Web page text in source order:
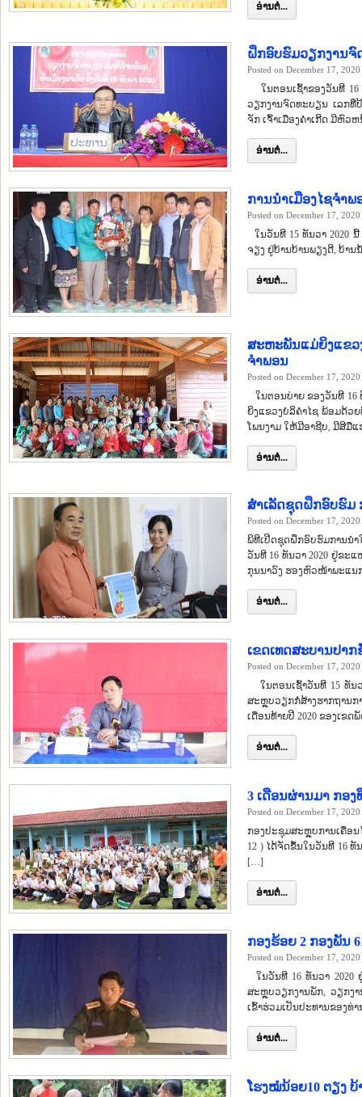
ອ່ານຕໍ່...
ຝຶກອົບຮົມວຽກງານຈົ
Posted on December 17, 2020
ໃນຕອນເຊົ້າຂອງວັນທີ 16
ວຽກງານຈົດທະບຽນ ເລກທີ່
ຈັກ ເຈົ້າເມືອງຄຳເກີດ ມີຫົວ
ອ່ານຕໍ່...
ການນຳເມືອງໄຊຈຳ
Posted on December 17, 2020
ໃນວັນທີ 15 ທັນວາ 2020
ຈຽງ ຢູ່ບ້ານບ້ານພຽງດີ, ບ້ານ
ອ່ານຕໍ່...
ສະຫະພັນແມ່ຍິງແຂວ
ຈຳພອນ
Posted on December 17, 2020
ໃນຕອນບ່າຍ ຂອງວັນທີ 16
ຍິງແຂວງບໍລິຄຳໄຊ ພ້ອມດ້ວ
ໂພນງາມ ໃຫ້ມີອາຊີບ, ມີສີມື
ອ່ານຕໍ່...
ສຳເລັດຊຸດຝຶກອົບຮົມ
Posted on December 17, 2020
ພິທີເປີດຊຸດຝຶກອົບຮົມການນຳ
ວັນທີ 16 ທັນວາ 2020 ຢູ່ຂະ
ກຸນນາວົງ ຮອງຫົວໜ້າພະແນ
ອ່ານຕໍ່...
ເຂດເທດສະບານປາ
Posted on December 17, 2020
ໃນຕອນເຊົ້າວັນທີ 15 ທັນວ
ສະຫຼຸບວຽກກໍ່ສ້າງຮາກຖານ
ເດືອນທ້າຍປີ 2020 ຂອງເຂ
ອ່ານຕໍ່...
3 ເດືອນຜ່ານມາ ກອ
Posted on December 17, 2020
ກອງປະຊຸມສະຫຼຸບການເຄື່ອນ
12 ) ໄດ້ຈັດຂຶ້ນໃນວັນທີ 16 ທັ
[…]
ອ່ານຕໍ່...
ກອງຮ້ອຍ 2 ກອງພັນ
Posted on December 17, 2020
ໃນວັນທີ 16 ທັນວາ 2020
ສະຫຼຸບວຽກງານພັກ, ວຽກງາ
ເຂົ້າຮ່ວມເປັນປະທານຂອງທ່
ອ່ານຕໍ່...
ໂຮງໝໍນ້ອຍ10 ຕຽງ